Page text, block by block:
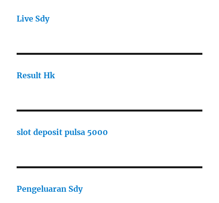
Live Sdy
Result Hk
slot deposit pulsa 5000
Pengeluaran Sdy